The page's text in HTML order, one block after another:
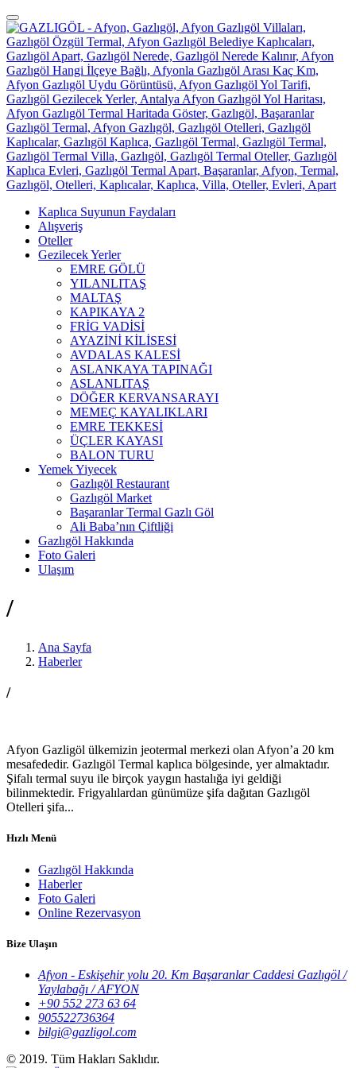
Kaplıca Suyunun Faydaları
Alışveriş
Oteller
Gezilecek Yerler
EMRE GÖLÜ
YILANLITAŞ
MALTAŞ
KAPIKAYA 2
FRİG VADİSİ
AYAZİNİ KİLİSESİ
AVDALAS KALESİ
ASLANKAYA TAPINAĞI
ASLANLITAŞ
DÖĞER KERVANSARAYI
MEMEÇ KAYALIKLARI
EMRE TEKKESİ
ÜÇLER KAYASI
BALON TURU
Yemek Yiyecek
Gazlıgöl Restaurant
Gazlıgöl Market
Başaranlar Termal Gazlı Göl
Ali Baba’nın Çiftliği
Gazlıgöl Hakkında
Foto Galeri
Ulaşım
/
Ana Sayfa
Haberler
/
Afyon Gazligöl ülkemizin jeotermal merkezi olan Afyon’a 20 km
mesafededir. Gazlıgöl Termal kaplıca bölgesinde, yer almaktadır.
Şifalı termal suyu ile birçok yaygın hastalığa iyi geldiği
bilinmektedir. Frigyalılardan günümüze şifa dağıtan Gazlıgöl
Otelleri şifa...
Hızlı Menü
Gazlıgöl Hakkında
Haberler
Foto Galeri
Online Rezervasyon
Bize Ulaşın
Afyon - Eskişehir yolu 20. Km Başaranlar Caddesi Gazlıgöl /
Yaylabağı / AFYON
+90 552 273 63 64
905522736364
bilgi@gazligol.com
© 2019. Tüm Hakları Saklıdır.